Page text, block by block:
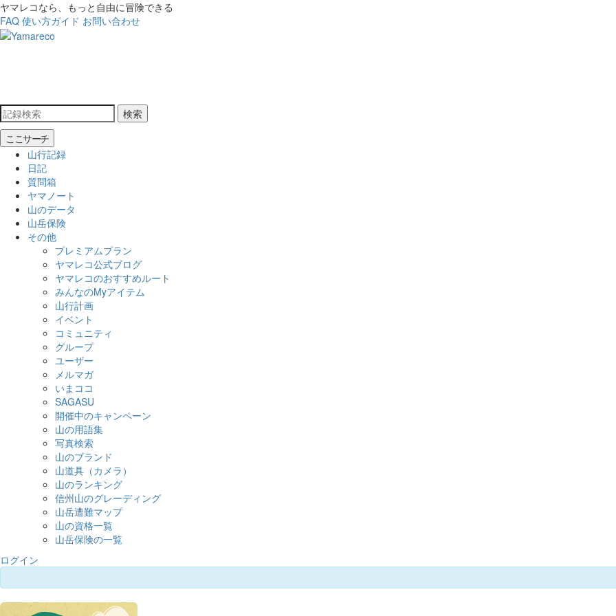
ヤマレコなら、もっと自由に冒険できる
FAQ 使い方ガイド お問い合わせ
検索
ここサーチ
山行記録
日記
質問箱
ヤマノート
山のデータ
山岳保険
その他
プレミアムプラン
ヤマレコ公式ブログ
ヤマレコのおすすめルート
みんなのMyアイテム
山行計画
イベント
コミュニティ
グループ
ユーザー
メルマガ
いまココ
SAGASU
開催中のキャンペーン
山の用語集
写真検索
山のブランド
山道具（カメラ）
山のランキング
信州山のグレーディング
山岳遭難マップ
山の資格一覧
山岳保険の一覧
ログイン